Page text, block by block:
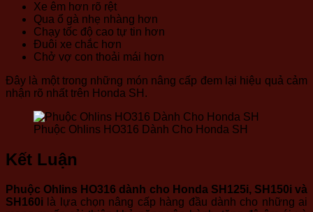
Xe êm hơn rõ rệt
Qua ổ gà nhẹ nhàng hơn
Chạy tốc độ cao tự tin hơn
Đuôi xe chắc hơn
Chở vợ con thoải mái hơn
Đây là một trong những món nâng cấp đem lại hiệu quả cảm
nhận rõ nhất trên Honda SH.
Phuộc Ohlins HO316 Dành Cho Honda SH
Kết Luận
Phuộc Ohlins HO316 dành cho Honda SH125i, SH150i và
SH160i là lựa chọn nâng cấp hàng đầu dành cho những ai